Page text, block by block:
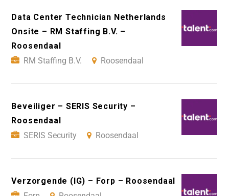
Data Center Technician Netherlands
Onsite – RM Staffing B.V. –
Roosendaal
RM Staffing B.V.
Roosendaal
Beveiliger – SERIS Security –
Roosendaal
SERIS Security
Roosendaal
Verzorgende (IG) – Forp – Roosendaal